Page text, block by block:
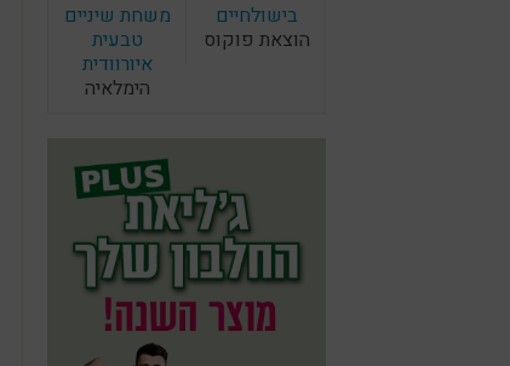
בישולחיים
הוצאת פוקוס
משחת שיניים
טבעית
איורוודית
הימלאיה